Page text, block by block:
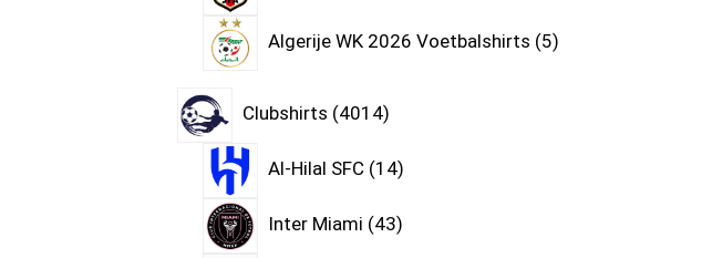
Algerije WK 2026 Voetbalshirts 5
Clubshirts 4014
Al-Hilal SFC 14
Inter Miami 43